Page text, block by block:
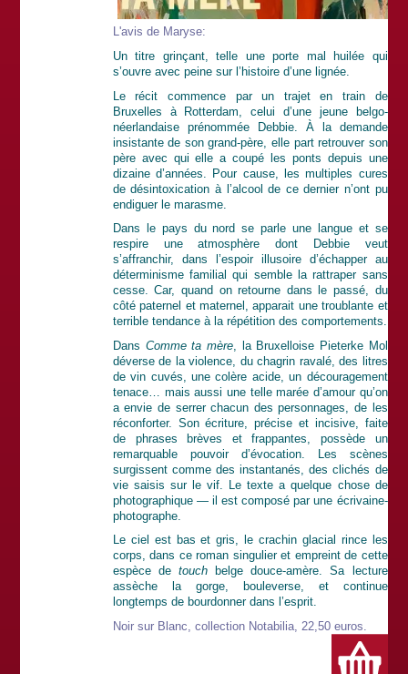
L'avis de Maryse:
Un titre grinçant, telle une porte mal huilée qui
s’ouvre avec peine sur l’histoire d’une lignée.
Le récit commence par un trajet en train de
Bruxelles à Rotterdam, celui d’une jeune belgo-
néerlandaise prénommée Debbie. À la demande
insistante de son grand-père, elle part retrouver son
père avec qui elle a coupé les ponts depuis une
dizaine d’années. Pour cause, les multiples cures
de désintoxication à l’alcool de ce dernier n’ont pu
endiguer le marasme.
Dans le pays du nord se parle une langue et se
respire une atmosphère dont Debbie veut
s’affranchir, dans l’espoir illusoire d’échapper au
déterminisme familial qui semble la rattraper sans
cesse. Car, quand on retourne dans le passé, du
côté paternel et maternel, apparait une troublante et
terrible tendance à la répétition des comportements.
Dans Comme ta mère, la Bruxelloise Pieterke Mol
déverse de la violence, du chagrin ravalé, des litres
de vin cuvés, une colère acide, un découragement
tenace… mais aussi une telle marée d’amour qu’on
a envie de serrer chacun des personnages, de les
réconforter. Son écriture, précise et incisive, faite
de phrases brèves et frappantes, possède un
remarquable pouvoir d’évocation. Les scènes
surgissent comme des instantanés, des clichés de
vie saisis sur le vif. Le texte a quelque chose de
photographique — il est composé par une écrivaine-
photographe.
Le ciel est bas et gris, le crachin glacial rince les
corps, dans ce roman singulier et empreint de cette
espèce detouch belge douce-amère. Sa lecture
assèche la gorge, bouleverse, et continue
longtemps de bourdonner dans l’esprit.
Noir sur Blanc, collection Notabilia, 22,50 euros.